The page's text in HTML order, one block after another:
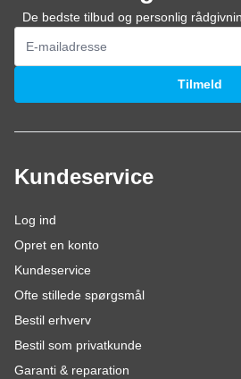
De bedste tilbud og personlig
E-mail adresse
Tilmeld
Kundeservice
Log ind
Opret en konto
Kundeservice
Ofte stillede spørgsmål
Bestil erhverv
Bestil som privatkunde
Garanti & reparation